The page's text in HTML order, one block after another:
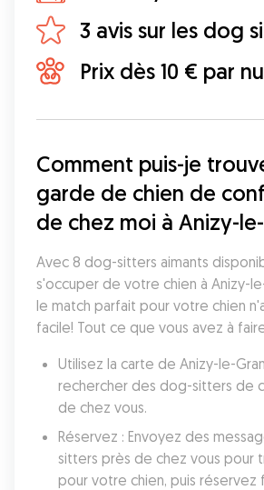
3 avis sur les dog
Prix dès 10 € par
Comment puis-je
garde de chien de
de chez moi à Anizy-
Avec 8 dog-sitters aimants
s'occuper de votre chien à Anizy-
le match parfait pour votre chien
facile! Tout ce que vous avez à
Utilisez la carte de Anizy-le-
rechercher des dog-sitters de
de chez vous.
Réservez : Envoyez des
sitters près de chez vous pour
pour votre chien, puis réservez